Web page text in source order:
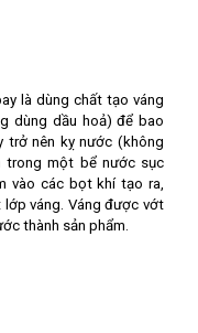
là dùng chất tạo váng
dùng dầu hoả) để bao
trở nên kỵ nước (không
trong một bể nước sục
vào các bọt khí tạo ra,
váng. Váng được vớt
thành sản phẩm.